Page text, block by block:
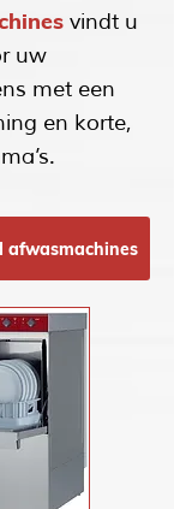
vindt u
uw
met een
en korte,
afwasmachines